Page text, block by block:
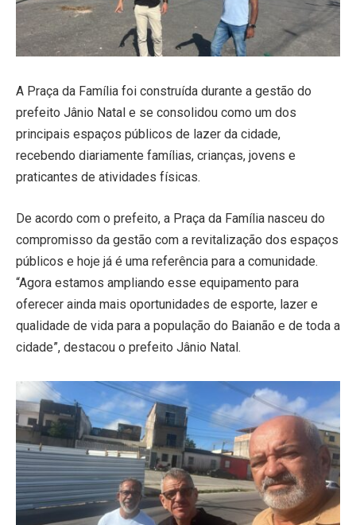
A Praça da Família foi construída durante a gestão do
prefeito Jânio Natal e se consolidou como um dos
principais espaços públicos de lazer da cidade,
recebendo diariamente famílias, crianças, jovens e
praticantes de atividades físicas.
De acordo com o prefeito, a Praça da Família nasceu do
compromisso da gestão com a revitalização dos espaços
públicos e hoje já é uma referência para a comunidade.
“Agora estamos ampliando esse equipamento para
oferecer ainda mais oportunidades de esporte, lazer e
qualidade de vida para a população do Baianão e de toda a
cidade”, destacou o prefeito Jânio Natal.